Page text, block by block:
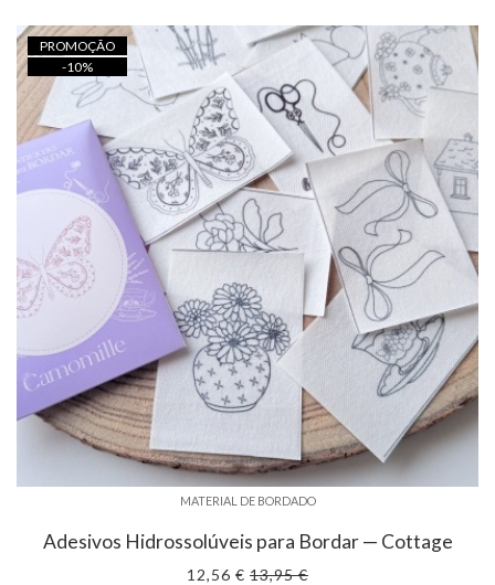
-10%
PROMOÇÃO
MATERIAL DE BORDADO
Adesivos Hidrossolúveis para Bordar — Cottage
12,56 € 13,95 €